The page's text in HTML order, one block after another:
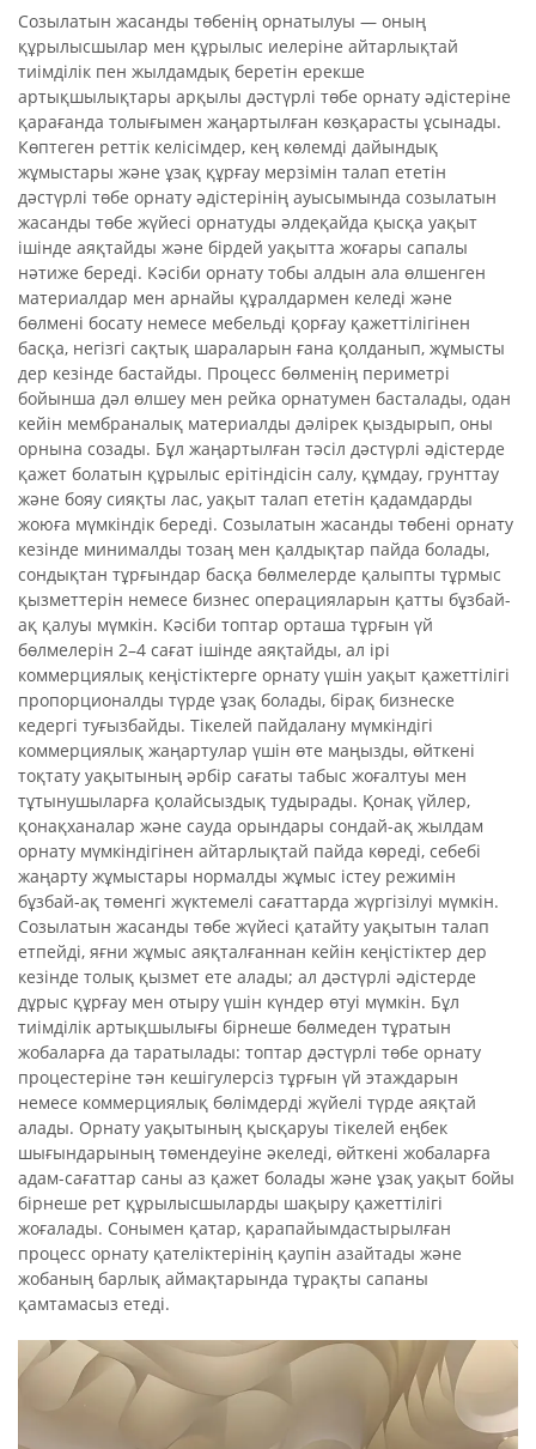
Созылатын жасанды төбенің орнатылуы — оның
құрылысшылар мен құрылыс иелеріне айтарлықтай
тиімділік пен жылдамдық беретін ерекше
артықшылықтары арқылы дәстүрлі төбе орнату әдістеріне
қарағанда толығымен жаңартылған көзқарасты ұсынады.
Көптеген реттік келісімдер, кең көлемді дайындық
жұмыстары және ұзақ құрғау мерзімін талап ететін
дәстүрлі төбе орнату әдістерінің ауысымында созылатын
жасанды төбе жүйесі орнатуды әлдеқайда қысқа уақыт
ішінде аяқтайды және бірдей уақытта жоғары сапалы
нәтиже береді. Кәсіби орнату тобы алдын ала өлшенген
материалдар мен арнайы құралдармен келеді және
бөлмені босату немесе мебельді қорғау қажеттілігінен
басқа, негізгі сақтық шараларын ғана қолданып, жұмысты
дер кезінде бастайды. Процесс бөлменің периметрі
бойынша дәл өлшеу мен рейка орнатумен басталады, одан
кейін мембраналық материалды дәлірек қыздырып, оны
орнына созады. Бұл жаңартылған тәсіл дәстүрлі әдістерде
қажет болатын құрылыс ерітіндісін салу, құмдау, грунттау
және бояу сияқты лас, уақыт талап ететін қадамдарды
жоюға мүмкіндік береді. Созылатын жасанды төбені орнату
кезінде минималды тозаң мен қалдықтар пайда болады,
сондықтан тұрғындар басқа бөлмелерде қалыпты тұрмыс
қызметтерін немесе бизнес операцияларын қатты бұзбай-
ақ қалуы мүмкін. Кәсіби топтар орташа тұрғын үй
бөлмелерін 2–4 сағат ішінде аяқтайды, ал ірі
коммерциялық кеңістіктерге орнату үшін уақыт қажеттілігі
пропорционалды түрде ұзақ болады, бірақ бизнеске
кедергі туғызбайды. Тікелей пайдалану мүмкіндігі
коммерциялық жаңартулар үшін өте маңызды, өйткені
тоқтату уақытының әрбір сағаты табыс жоғалтуы мен
тұтынушыларға қолайсыздық тудырады. Қонақ үйлер,
қонақханалар және сауда орындары сондай-ақ жылдам
орнату мүмкіндігінен айтарлықтай пайда көреді, себебі
жаңарту жұмыстары нормалды жұмыс істеу режимін
бұзбай-ақ төменгі жүктемелі сағаттарда жүргізілуі мүмкін.
Созылатын жасанды төбе жүйесі қатайту уақытын талап
етпейді, яғни жұмыс аяқталғаннан кейін кеңістіктер дер
кезінде толық қызмет ете алады; ал дәстүрлі әдістерде
дұрыс құрғау мен отыру үшін күндер өтуі мүмкін. Бұл
тиімділік артықшылығы бірнеше бөлмеден тұратын
жобаларға да таратылады: топтар дәстүрлі төбе орнату
процестеріне тән кешігулерсіз тұрғын үй этаждарын
немесе коммерциялық бөлімдерді жүйелі түрде аяқтай
алады. Орнату уақытының қысқаруы тікелей еңбек
шығындарының төмендеуіне әкеледі, өйткені жобаларға
адам-сағаттар саны аз қажет болады және ұзақ уақыт бойы
бірнеше рет құрылысшыларды шақыру қажеттілігі
жоғалады. Сонымен қатар, қарапайымдастырылған
процесс орнату қателіктерінің қаупін азайтады және
жобаның барлық аймақтарында тұрақты сапаны
қамтамасыз етеді.